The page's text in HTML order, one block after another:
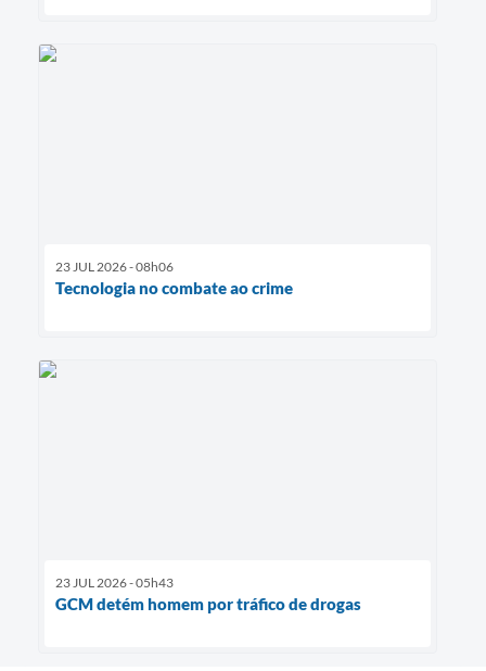
23 JUL 2026 - 08h06
Tecnologia no combate ao crime
23 JUL 2026 - 05h43
GCM detém homem por tráfico de drogas